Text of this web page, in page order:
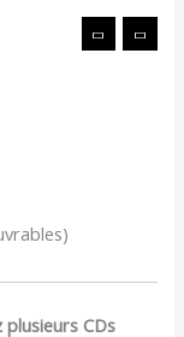
CDs